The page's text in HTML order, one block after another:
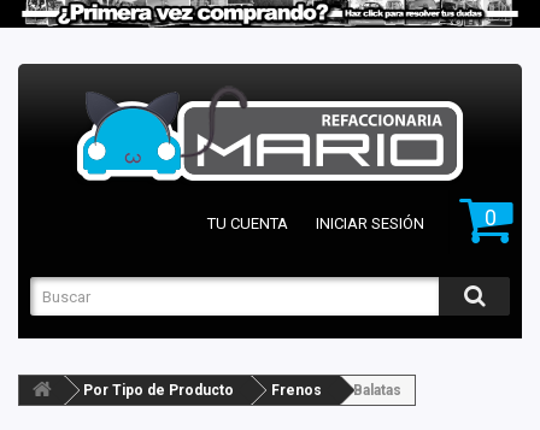
0
TU CUENTA INICIAR SESIÓN
Por Tipo de Producto Frenos Balatas